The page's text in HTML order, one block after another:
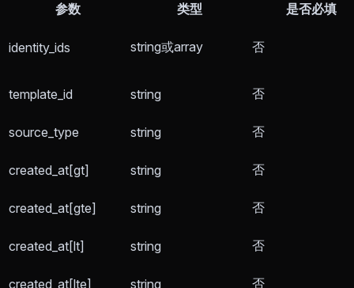
参数 类型 是否必填
identity_ids string或array 否
template_id string 否
source_type string 否
created_at[gt] string 否
created_at[gte] string 否
created_at[lt] string 否
created_at[lte] string 否